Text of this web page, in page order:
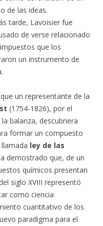
de las ideas.
tarde, Lavoisier fue
de verse relacionado
que los
un instrumento de
un representante de la
(1754-1826), por el
balanza, descubriera
formar un compuesto
ley de las
demostrado que, de un
químicos presentan
siglo XVIII representó
como ciencia
cuantitativo de los
paradigma para el